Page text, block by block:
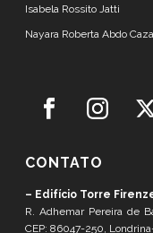
Isabela Rossito Jatti
Nayara Roberta Abdo
CONTATO
– Edifício Torre
R. Adhemar Pereira de
CEP: 86047-250,